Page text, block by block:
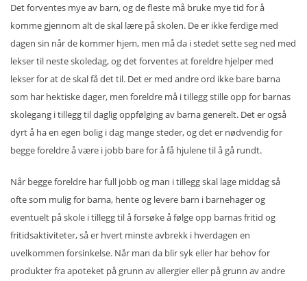
Det forventes mye av barn, og de fleste må bruke mye tid for å
komme gjennom alt de skal lære på skolen. De er ikke ferdige med
dagen sin når de kommer hjem, men må da i stedet sette seg ned med
lekser til neste skoledag, og det forventes at foreldre hjelper med
lekser for at de skal få det til. Det er med andre ord ikke bare barna
som har hektiske dager, men foreldre må i tillegg stille opp for barnas
skolegang i tillegg til daglig oppfølging av barna generelt. Det er også
dyrt å ha en egen bolig i dag mange steder, og det er nødvendig for
begge foreldre å være i jobb bare for å få hjulene til å gå rundt.
Når begge foreldre har full jobb og man i tillegg skal lage middag så
ofte som mulig for barna, hente og levere barn i barnehager og
eventuelt på skole i tillegg til å forsøke å følge opp barnas fritid og
fritidsaktiviteter, så er hvert minste avbrekk i hverdagen en
uvelkommen forsinkelse. Når man da blir syk eller har behov for
produkter fra apoteket på grunn av allergier eller på grunn av andre